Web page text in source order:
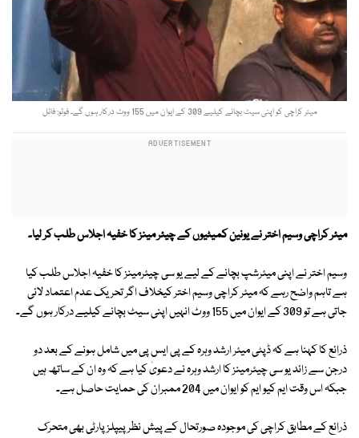
میئر کراچی کو اپنی سیٹ بچانے کیلیے 309 کے ایوان میں 155 ووٹ درکار ہوں گے۔ فوٹو: فائل
میئر کراچی وسیم اختر نے یونین کمیٹیوں کے چیئر مینز کا خفیہ اجلاس طلب کر لیا۔
وسیم اختر نے اپنی میئرشپ بچانے کے لیے یو سی چیئرمینز کا خفیہ اجلاس طلب کیا
ہے تاہم واضح رہے کہ میئر کراچی وسیم اختر کیخلاف اگر تحریک عدم اعتماد لائی
جاتی ہے تو 309 کے ایوان میں 155 ووٹ انہیں اپنی سیٹ بچانے کیلیے درکار ہوں گے۔
ذرائع کا کہنا ہے کہ ڈپٹی میئر ارشد وہرہ کے پی ایس پی میں شامل ہونے کے بعد دو
درجن سے زائد یو سی چیئرمینز کا ارشد وہرہ نے دعویٰ کیا ہے کہ وہ ان کے ساتھ ہیں
جبکہ اس وقت ایم کیو ایم کو ایوان میں 204 ممبران کی حمایت حاصل ہے۔
ذرائع کے مطابق کراچی کی موجودہ صورتحال کے پیش نظر پیپلز پارٹی بھی متحرک